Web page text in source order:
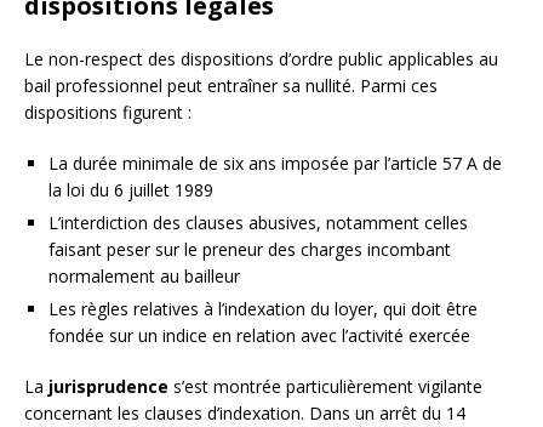
Le non-respect des dispositions d’ordre public applicables au
bail professionnel peut entraîner sa nullité. Parmi ces
dispositions figurent :
La durée minimale de six ans imposée par l’article 57 A de
la loi du 6 juillet 1989
L’interdiction des clauses abusives, notamment celles
faisant peser sur le preneur des charges incombant
normalement au bailleur
Les règles relatives à l’indexation du loyer, qui doit être
fondée sur un indice en relation avec l’activité exercée
La jurisprudence s’est montrée particulièrement vigilante
concernant les clauses d’indexation. Dans un arrêt du 14